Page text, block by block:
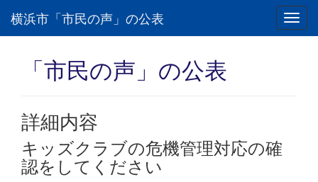
横浜市「市民の声」の公表
「市民の声」の公表
詳細内容
キッズクラブの危機管理対応の確
認をしてください